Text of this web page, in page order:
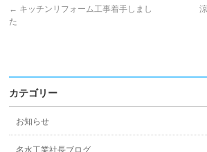
← キッチンリフォーム工事着手しまし
た
カテゴリー
お知らせ
名水工業社長ブログ